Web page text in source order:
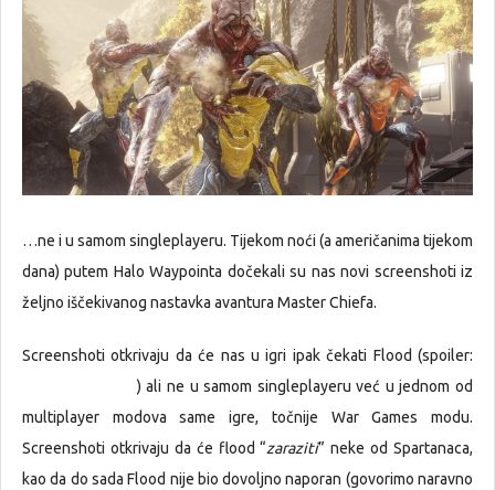
…ne i u samom singleplayeru. Tijekom noći (a američanima tijekom
dana) putem Halo Waypointa dočekali su nas novi screenshoti iz
željno iščekivanog nastavka avantura Master Chiefa.
Screenshoti otkrivaju da će nas u igri ipak čekati Flood (spoiler:
) ali ne u samom singleplayeru već u jednom od
multiplayer modova same igre, točnije War Games modu.
Screenshoti otkrivaju da će flood “zaraziti” neke od Spartanaca,
kao da do sada Flood nije bio dovoljno naporan (govorimo naravno